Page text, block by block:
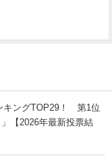
キングTOP29！ 第1位
【2026年最新投票結